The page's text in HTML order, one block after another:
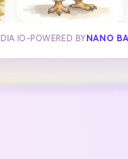
POWERED BY NANO